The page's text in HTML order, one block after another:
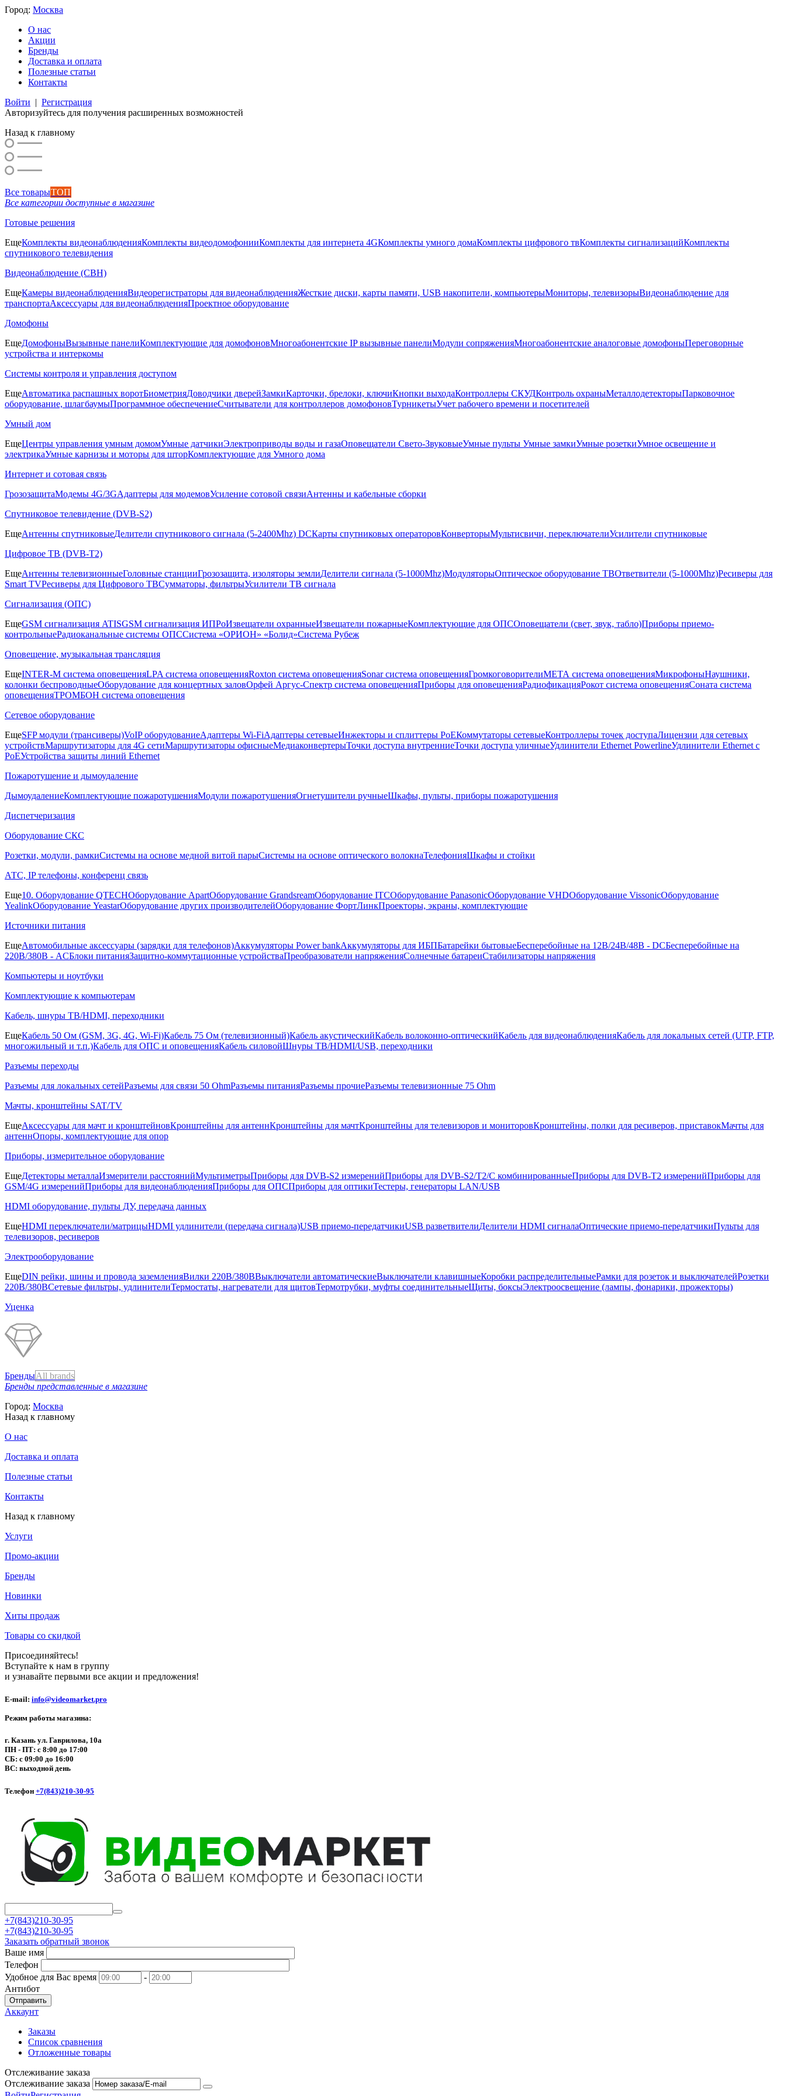
Город: Москва
О нас
Акции
Бренды
Доставка и оплата
Полезные статьи
Контакты
Войти | Регистрация
Авторизуйтесь для получения расширенных возможностей
Назад к главному
Все товарыТОП
Все категории доступные в магазине
Готовые решения
ЕщеКомплекты видеонаблюденияКомплекты видеодомофонииКомплекты для интернета 4GКомплекты умного домаКомплекты цифрового твКомплекты сигнализацийКомплекты
спутникового телевидения
Видеонаблюдение (СВН)
ЕщеКамеры видеонаблюденияВидеорегистраторы для видеонаблюденияЖесткие диски, карты памяти, USB накопители, компьютерыМониторы, телевизорыВидеонаблюдение для
транспортаАксессуары для видеонаблюденияПроектное оборудование
Домофоны
ЕщеДомофоныВызывные панелиКомплектующие для домофоновМногоабонентские IP вызывные панелиМодули сопряженияМногоабонентские аналоговые домофоныПереговорные
устройства и интеркомы
Системы контроля и управления доступом
ЕщеАвтоматика распашных воротБиометрияДоводчики дверейЗамкиКарточки, брелоки, ключиКнопки выходаКонтроллеры СКУДКонтроль охраныМеталлодетекторыПарковочное
оборудование, шлагбаумыПрограммное обеспечениеСчитыватели для контроллеров домофоновТурникетыУчет рабочего времени и посетителей
Умный дом
ЕщеЦентры управления умным домомУмные датчикиЭлектроприводы воды и газаОповещатели Свето-ЗвуковыеУмные пульты Умные замкиУмные розеткиУмное освещение и
электрикаУмные карнизы и моторы для шторКомплектующие для Умного дома
Интернет и сотовая связь
ГрозозащитаМодемы 4G/3GАдаптеры для модемовУсиление сотовой связиАнтенны и кабельные сборки
Спутниковое телевидение (DVB-S2)
ЕщеАнтенны спутниковыеДелители спутникового сигнала (5-2400Mhz) DCКарты спутниковых операторовКонверторыМультисвичи, переключателиУсилители спутниковые
Цифровое ТВ (DVB-T2)
ЕщеАнтенны телевизионныеГоловные станцииГрозозащита, изоляторы землиДелители сигнала (5-1000Mhz)МодуляторыОптическое оборудование ТВОтветвители (5-1000Mhz)Ресиверы для
Smart TVРесиверы для Цифрового ТВСумматоры, фильтрыУсилители ТВ сигнала
Сигнализация (ОПС)
ЕщеGSM сигнализация ATISGSM сигнализация ИПРоИзвещатели охранныеИзвещатели пожарныеКомплектующие для ОПСОповещатели (свет, звук, табло)Приборы приемо-
контрольныеРадиоканальные системы ОПССистема «ОРИОН» «Болид»Система Рубеж
Оповещение, музыкальная трансляция
ЕщеINTER-M система оповещенияLPA система оповещенияRoxton система оповещенияSonar система оповещенияГромкоговорителиМЕТА система оповещенияМикрофоныНаушники,
колонки беспроводныеОборудование для концертных заловОрфей Аргус-Спектр система оповещенияПриборы для оповещенияРадиофикацияРокот система оповещенияСоната система
оповещенияТРОМБОН система оповещения
Сетевое оборудование
ЕщеSFP модули (трансиверы)VoIP оборудованиеАдаптеры Wi-FiАдаптеры сетевыеИнжекторы и сплиттеры РоЕКоммутаторы сетевыеКонтроллеры точек доступаЛицензии для сетевых
устройствМаршрутизаторы для 4G сетиМаршрутизаторы офисныеМедиаконвертерыТочки доступа внутренниеТочки доступа уличныеУдлинители Ethernet PowerlineУдлинители Ethernet с
PoEУстройства защиты линий Ethernet
Пожаротушение и дымоудаление
ДымоудалениеКомплектующие пожаротушенияМодули пожаротушенияОгнетушители ручныеШкафы, пульты, приборы пожаротушения
Диспетчеризация
Оборудование СКС
Розетки, модули, рамкиСистемы на основе медной витой парыСистемы на основе оптического волокнаТелефонияШкафы и стойки
АТС, IP телефоны, конференц связь
Еще10. Оборудование QTECHОборудование ApartОборудование GrandsreamОборудование ITCОборудование PanasonicОборудование VHDОборудование VissonicОборудование
YealinkОборудование YeastarОборудование других производителейОборудование ФортЛинкПроекторы, экраны, комплектующие
Источники питания
ЕщеАвтомобильные аксессуары (зарядки для телефонов)Аккумуляторы Power bankАккумуляторы для ИБПБатарейки бытовыеБесперебойные на 12В/24В/48В - DCБесперебойные на
220В/380В - ACБлоки питанияЗащитно-коммутационные устройстваПреобразователи напряженияСолнечные батареиСтабилизаторы напряжения
Компьютеры и ноутбуки
Комплектующие к компьютерам
Кабель, шнуры ТВ/HDMI, переходники
ЕщеКабель 50 Ом (GSM, 3G, 4G, Wi-Fi)Кабель 75 Ом (телевизионный)Кабель акустическийКабель волоконно-оптическийКабель для видеонаблюденияКабель для локальных сетей (UTP, FTP,
многожильный и т.п.)Кабель для ОПС и оповещенияКабель силовойШнуры ТВ/HDMI/USB, переходники
Разъемы переходы
Разъемы для локальных сетейРазъемы для связи 50 OhmРазъемы питанияРазъемы прочиеРазъемы телевизионные 75 Ohm
Мачты, кронштейны SAT/TV
ЕщеАксессуары для мачт и кронштейновКронштейны для антеннКронштейны для мачтКронштейны для телевизоров и мониторовКронштейны, полки для ресиверов, приставокМачты для
антеннОпоры, комплектующие для опор
Приборы, измерительное оборудование
ЕщеДетекторы металлаИзмерители расстоянийМультиметрыПриборы для DVB-S2 измеренийПриборы для DVB-S2/T2/C комбинированныеПриборы для DVB-T2 измеренийПриборы для
GSM/4G измеренийПриборы для видеонаблюденияПриборы для ОПСПриборы для оптикиТестеры, генераторы LAN/USB
HDMI оборудование, пульты ДУ, передача данных
ЕщеHDMI переключатели/матрицыHDMI удлинители (передача сигнала)USB приемо-передатчикиUSB разветвителиДелители HDMI сигналаОптические приемо-передатчикиПульты для
телевизоров, ресиверов
Электрооборудование
ЕщеDIN рейки, шины и провода заземленияВилки 220В/380ВВыключатели автоматическиеВыключатели клавишныеКоробки распределительныеРамки для розеток и выключателейРозетки
220В/380ВСетевые фильтры, удлинителиТермостаты, нагреватели для щитовТермотрубки, муфты соединительныеЩиты, боксыЭлектроосвещение (лампы, фонарики, прожекторы)
Уценка
БрендыAll brands
Бренды представленные в магазине
Город: Москва
Назад к главному
О нас
Доставка и оплата
Полезные статьи
Контакты
Назад к главному
Услуги
Промо-акции
Бренды
Новинки
Хиты продаж
Товары со скидкой
Присоединяйтесь!
Вступайте к нам в группу
и узнавайте первыми все акции и предложения!
E-mail: info@videomarket.pro
Режим работы магазина:
г. Казань ул. Гаврилова, 10а
ПН - ПТ: с 8:00 до 17:00
СБ: с 09:00 до 16:00
ВС: выходной день
Телефон +7(843)210-30-95
+7(843)210-30-95
+7(843)210-30-95
Заказать обратный звонок
Ваше имя
Телефон
Удобное для Вас время
-
Антибот
Отправить
Аккаунт
Заказы
Список сравнения
Отложенные товары
Отслеживание заказа
Отслеживание заказа